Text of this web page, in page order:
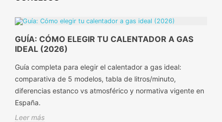
GUÍA: CÓMO ELEGIR TU CALENTADOR A GAS
IDEAL (2026)
Guía completa para elegir el calentador a gas ideal:
comparativa de 5 modelos, tabla de litros/minuto,
diferencias estanco vs atmosférico y normativa vigente en
España.
Leer más